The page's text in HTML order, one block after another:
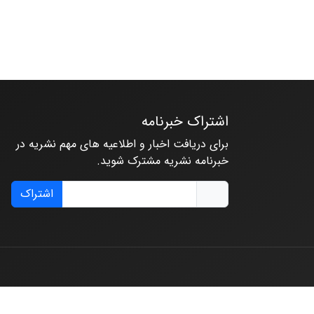
اشتراک خبرنامه
برای دریافت اخبار و اطلاعیه های مهم نشریه در
خبرنامه نشریه مشترک شوید.
اشتراک